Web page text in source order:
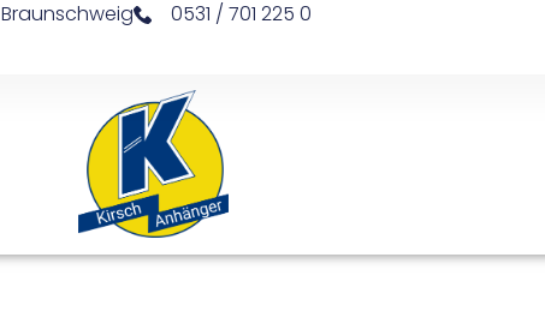
Braunschweig 0531 / 701 225 0